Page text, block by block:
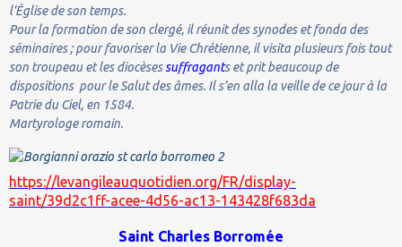
l’Église de son temps.
Pour la formation de son clergé, il réunit des synodes et fonda des
séminaires ; pour favoriser la Vie Chrétienne, il visita plusieurs fois tout
son troupeau et les diocèsessuffragants et prit beaucoup de
dispositions pour le Salut des âmes. Il s’en alla la veille de ce jour à la
Patrie du Ciel, en 1584.
Martyrologe romain.
https://levangileauquotidien.org/FR/display-
saint/39d2c1ff-acee-4d56-ac13-143428f683da
Saint Charles Borromée